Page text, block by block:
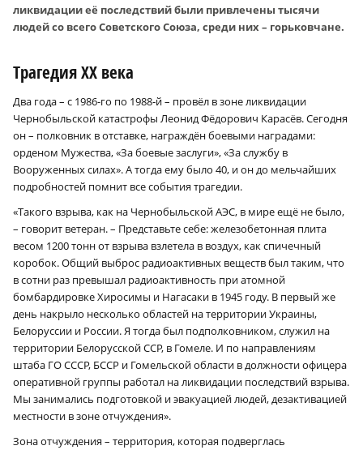
ликвидации её последствий были привлечены тысячи
людей со всего Советского Союза, среди них – горьковчане.
Трагедия ХХ века
Два года – с 1986-го по 1988‑й – провёл в зоне ликвидации
Чернобыльской катастрофы Леонид Фёдорович Карасёв. Сегодня
он – полковник в отставке, награждён боевыми наградами:
орденом Мужества, «За боевые заслуги», «За службу в
Вооруженных силах». А тогда ему было 40, и он до мельчайших
подробностей помнит все события трагедии.
«Такого взрыва, как на Чернобыльской АЭС, в мире ещё не было,
– говорит ветеран. – Представьте себе: железобетонная плита
весом 1200 тонн от взрыва взлетела в воздух, как спичечный
коробок. Общий выброс радиоактивных веществ был таким, что
в сотни раз превышал радиоактивность при атомной
бомбардировке Хиросимы и Нагасаки в 1945 году. В первый же
день накрыло несколько областей на территории Украины,
Белоруссии и России. Я тогда был подполковником, служил на
территории Белорусской ССР, в Гомеле. И по направлениям
штаба ГО СССР, БССР и Гомельской области в должности офицера
оперативной группы работал на ликвидации последствий взрыва.
Мы занимались подготовкой и эвакуацией людей, дезактивацией
местности в зоне отчуждения».
Зона отчуждения – территория, которая подверглась